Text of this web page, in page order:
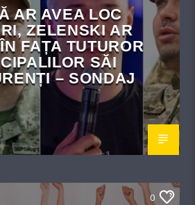
AR AVEA LOC
ZELENSKI AR
FAȚA TUTUROR
SĂI
– SONDAJ
0